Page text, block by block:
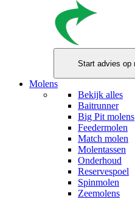
Molens
Bekijk alles
Baitrunner
Big Pit molens
Feedermolen
Match molen
Molentassen
Onderhoud
Reservespoel
Spinmolen
Zeemolens